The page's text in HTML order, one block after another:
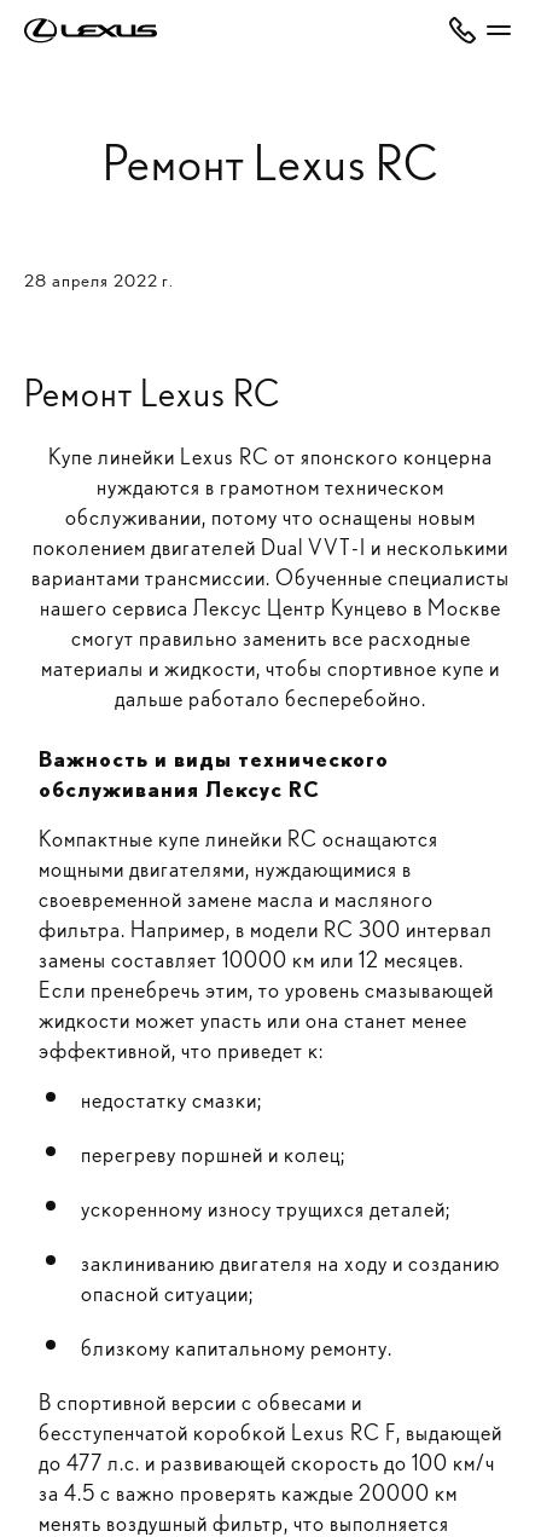
Ремонт Lexus RC
28 апреля 2022 г.
Ремонт Lexus RC
Купе линейки Lexus RC от японского концерна
нуждаются в грамотном техническом
обслуживании, потому что оснащены новым
поколением двигателей Dual VVT-I и несколькими
вариантами трансмиссии. Обученные специалисты
нашего сервиса Лексус Центр Кунцево в Москве
смогут правильно заменить все расходные
материалы и жидкости, чтобы спортивное купе и
дальше работало бесперебойно.
Важность и виды технического
обслуживания Лексус RC
Компактные купе линейки RC оснащаются
мощными двигателями, нуждающимися в
своевременной замене масла и масляного
фильтра. Например, в модели RC 300 интервал
замены составляет 10000 км или 12 месяцев.
Если пренебречь этим, то уровень смазывающей
жидкости может упасть или она станет менее
эффективной, что приведет к:
недостатку смазки;
перегреву поршней и колец;
ускоренному износу трущихся деталей;
заклиниванию двигателя на ходу и созданию
опасной ситуации;
близкому капитальному ремонту.
В спортивной версии с обвесами и
бесступенчатой коробкой Lexus RC F, выдающей
до 477 л.с. и развивающей скорость до 100 км/ч
за 4.5 с важно проверять каждые 20000 км
менять воздушный фильтр, что выполняется